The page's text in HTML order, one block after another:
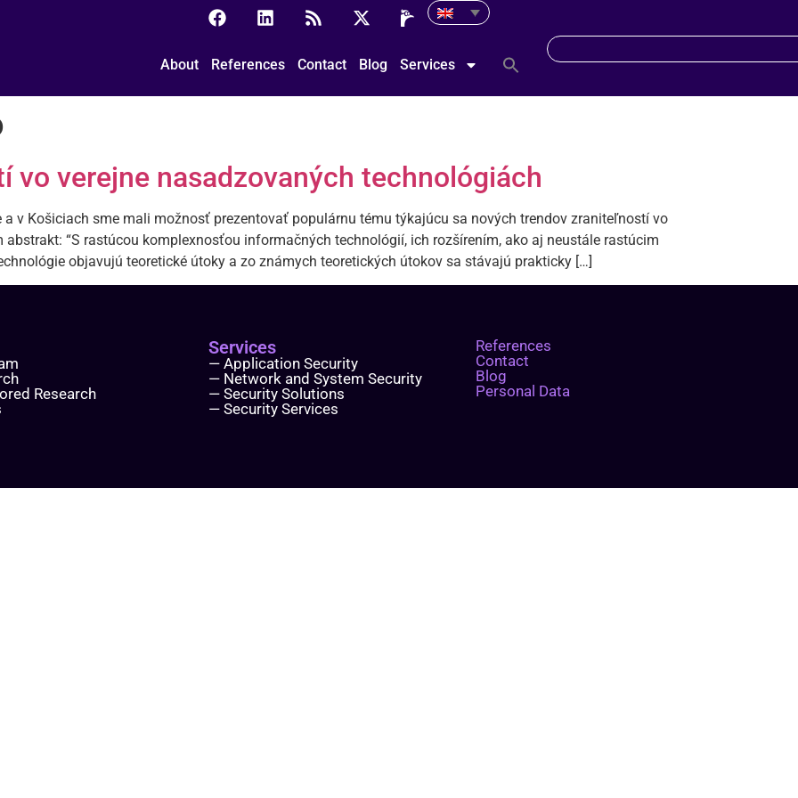
About References Contact Blog Services
vo verejne nasadzovaných technológiách
a v Košiciach sme mali možnosť prezentovať populárnu tému týkajúcu sa nových trendov zraniteľností vo
“S rastúcou komplexnosťou informačných technológií, ich rozšírením, ako aj neustále rastúcim
objavujú teoretické útoky a zo známych teoretických útokov sa stávajú prakticky […]
Research
Services
— Application Security
— Network and System Security
— Security Solutions
— Security Services
References
Contact
Blog
Personal Data